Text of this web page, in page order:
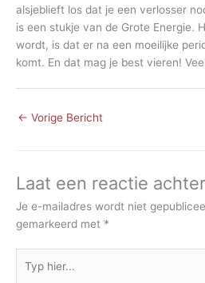
alsjeblieft los dat je een verlosser
is een stukje van de Grote Energie.
wordt, is dat er na een moeilijke
komt. En dat mag je best vieren!
← Vorige Bericht
Laat een reactie achter
Je e-mailadres wordt niet
gemarkeerd met *
hier...